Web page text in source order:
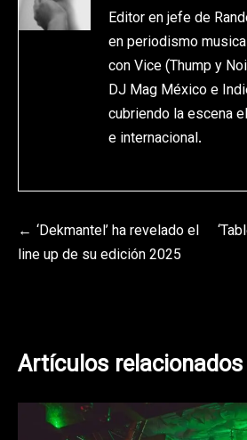
Editor en jefe de
en periodismo
con Vice (Thump y
DJ Mag México e
cubriendo la escena
e internacional.
Navegación
de
‘Dekmantel’ ha revelado el
line up de su edición 2025
Artículos relacionados